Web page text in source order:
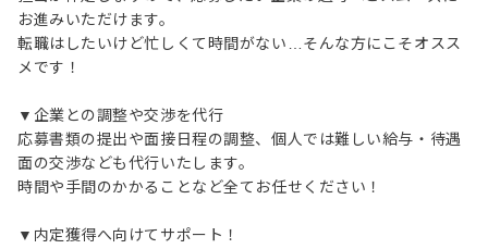
お進みいただけます。
転職はしたいけど忙しくて時間がない…そんな方にこそオスス
メです！
▼企業との調整や交渉を代行
応募書類の提出や面接日程の調整、個人では難しい給与・待遇
面の交渉なども代行いたします。
時間や手間のかかることなど全てお任せください！
▼内定獲得へ向けてサポート！